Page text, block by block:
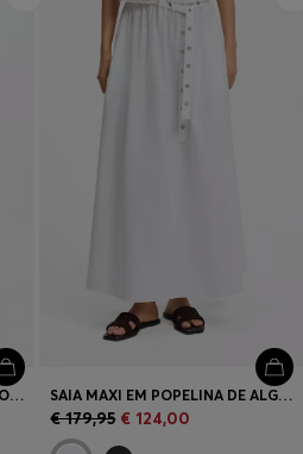
SAIA EM A COM CINTO EM ALGODÃO ELÁSTICO SAIA MAXI EM POPELINA DE ALGODÃO COM CINTO COM ILHÓS
€ 179,95 € 124,00